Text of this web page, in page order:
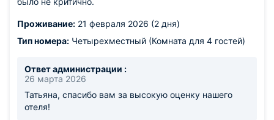
Проживание: 21 февраля 2026 (2 дня)
Тип номера: Четырехместный (Комната для 4 гостей)
Ответ администрации :
26 марта 2026
Татьяна, спасибо вам за высокую оценку нашего
отеля!